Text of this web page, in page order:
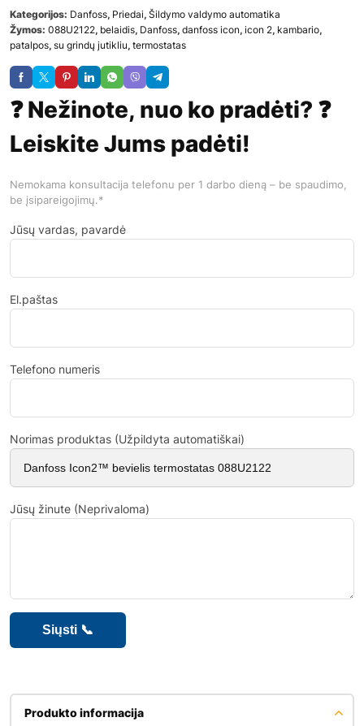
Kategorijos: Danfoss, Priedai, Šildymo valdymo automatika
Žymos: 088U2122, belaidis, Danfoss, danfoss icon, icon 2, kambario,
patalpos, su grindų jutikliu, termostatas
❓ Nežinote, nuo ko pradėti? ❓
Leiskite Jums padėti!
Nemokama konsultacija telefonu per 1 darbo dieną – be spaudimo,
be įsipareigojimų.*
Jūsų vardas, pavardė
El.paštas
Telefono numeris
Norimas produktas (Užpildyta automatiškai)
Jūsų žinute (Neprivaloma)
Produkto informacija